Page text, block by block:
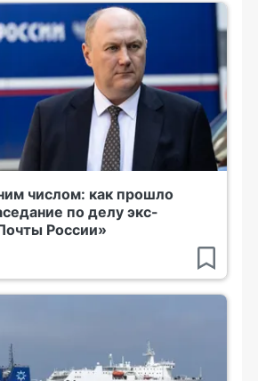
числом: как прошло
по делу экс-
России»